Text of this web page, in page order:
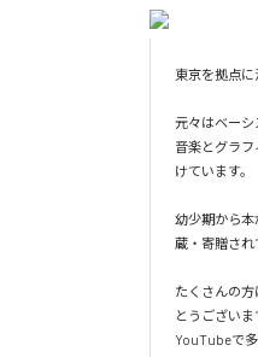
東京を拠点に
元々はベーシ
音楽とグラフ
けています。
幼少期から
蔵・寄贈され
たくさんの方
とうございま
YouTubeで